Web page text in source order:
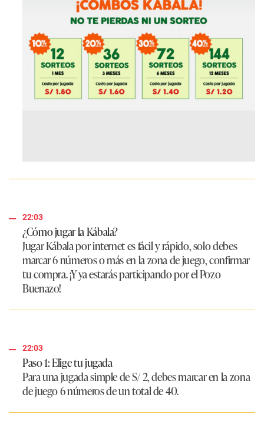
22:03
¿Cómo jugar la Kábala?
Jugar Kábala por internet es fácil y rápido, solo debes
marcar 6 números o más en la zona de juego, confirmar
tu compra. ¡Y ya estarás participando por el Pozo
Buenazo!
22:03
Paso 1: Elige tu jugada
Para una jugada simple de S/ 2, debes marcar en la zona
de juego 6 números de un total de 40.